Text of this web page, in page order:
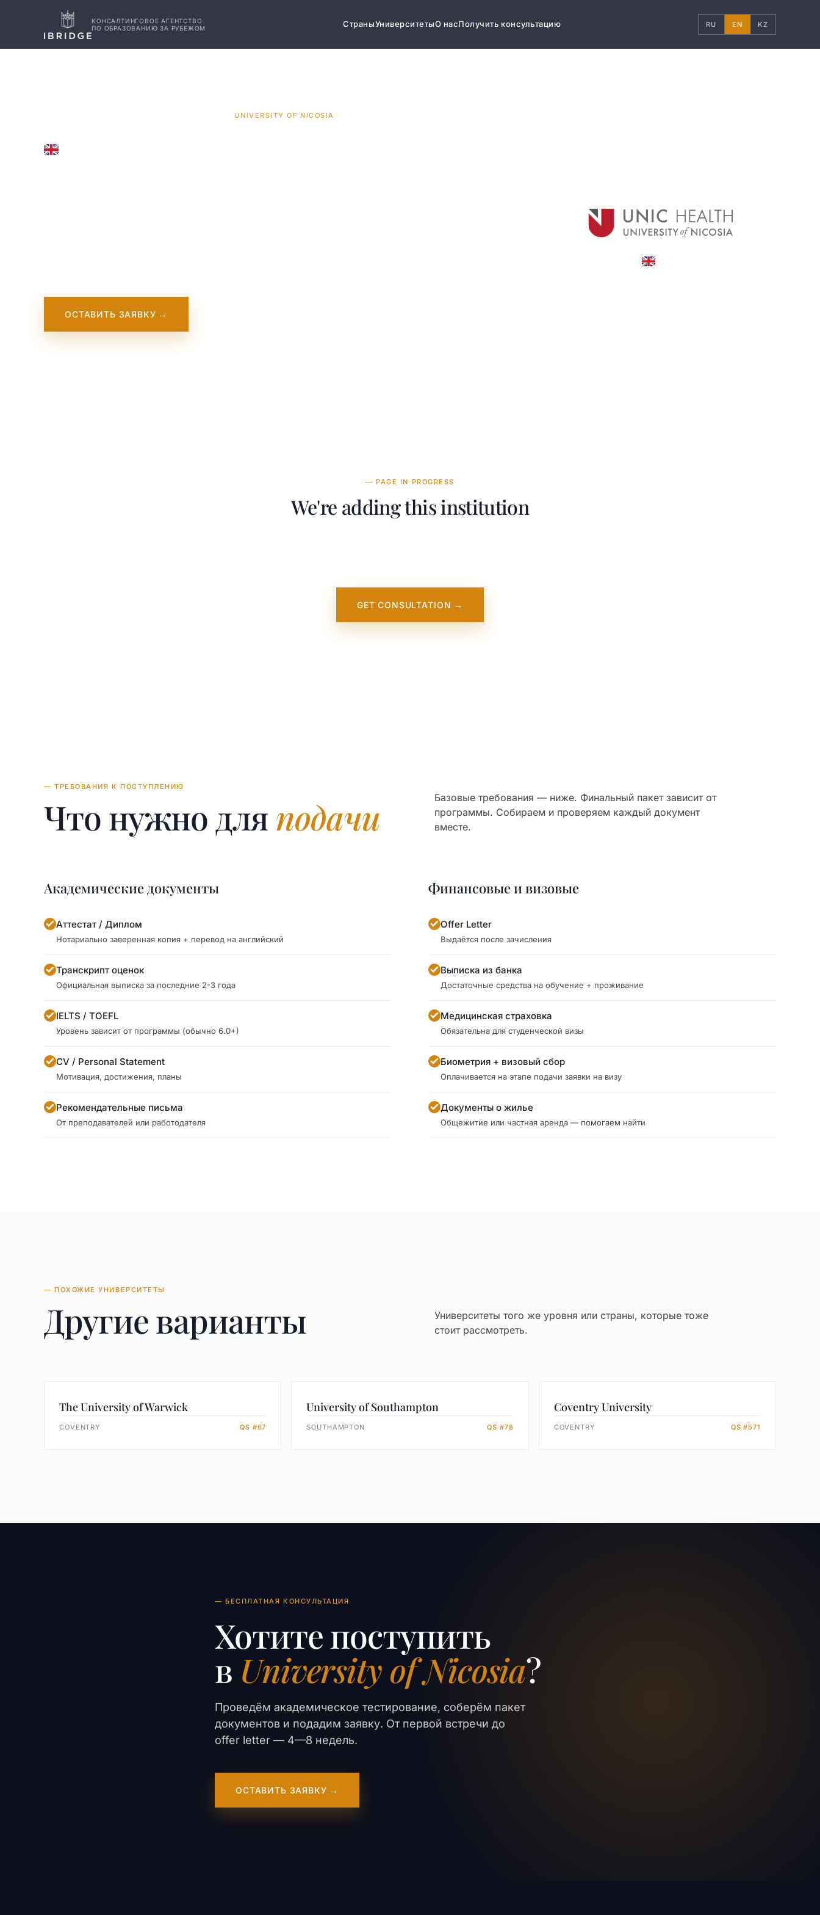
КОНСАЛТИНГОВОЕ АГЕНТСТВО
ПО ОБРАЗОВАНИЮ ЗА РУБЕЖОМ
СтраныУниверситетыО насПолучить консультацию RU EN KZ
/UNIVERSITY OF NICOSIA
ОСТАВИТЬ ЗАЯВКУ →
— PAGE IN PROGRESS
We're adding this institution
GET CONSULTATION →
— ТРЕБОВАНИЯ К ПОСТУПЛЕНИЮ
Что нужно дляподачи
Базовые требования — ниже. Финальный пакет зависит от
программы. Собираем и проверяем каждый документ
вместе.
Академические документы
Аттестат / Диплом
Нотариально заверенная копия + перевод на английский
Транскрипт оценок
Официальная выписка за последние 2-3 года
IELTS / TOEFL
Уровень зависит от программы (обычно 6.0+)
CV / Personal Statement
Мотивация, достижения, планы
Рекомендательные письма
От преподавателей или работодателя
Финансовые и визовые
Offer Letter
Выдаётся после зачисления
Выписка из банка
Достаточные средства на обучение + проживание
Медицинская страховка
Обязательна для студенческой визы
Биометрия + визовый сбор
Оплачивается на этапе подачи заявки на визу
Документы о жилье
Общежитие или частная аренда — помогаем найти
— ПОХОЖИЕ УНИВЕРСИТЕТЫ
Другие варианты
Университеты того же уровня или страны, которые тоже
стоит рассмотреть.
The University of Warwick
COVENTRY QS #67
University of Southampton
SOUTHAMPTON QS #78
Coventry University
COVENTRY QS #571
— БЕСПЛАТНАЯ КОНСУЛЬТАЦИЯ
Хотите поступить
в University of Nicosia?
Проведём академическое тестирование, соберём пакет
документов и подадим заявку. От первой встречи до
offer letter — 4—8 недель.
ОСТАВИТЬ ЗАЯВКУ →